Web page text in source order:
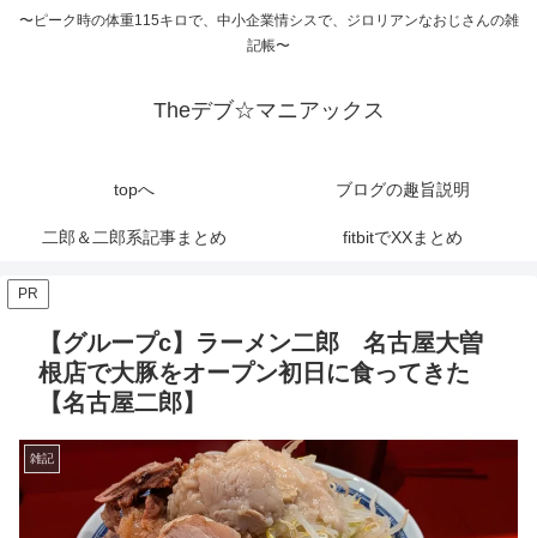
〜ピーク時の体重115キロで、中小企業情シスで、ジロリアンなおじさんの雑
記帳〜
Theデブ☆マニアックス
topへ ブログの趣旨説明
二郎＆二郎系記事まとめ fitbitでXXまとめ
PR
【グループc】ラーメン二郎 名古屋大曽
根店で大豚をオープン初日に食ってきた
【名古屋二郎】
雑記